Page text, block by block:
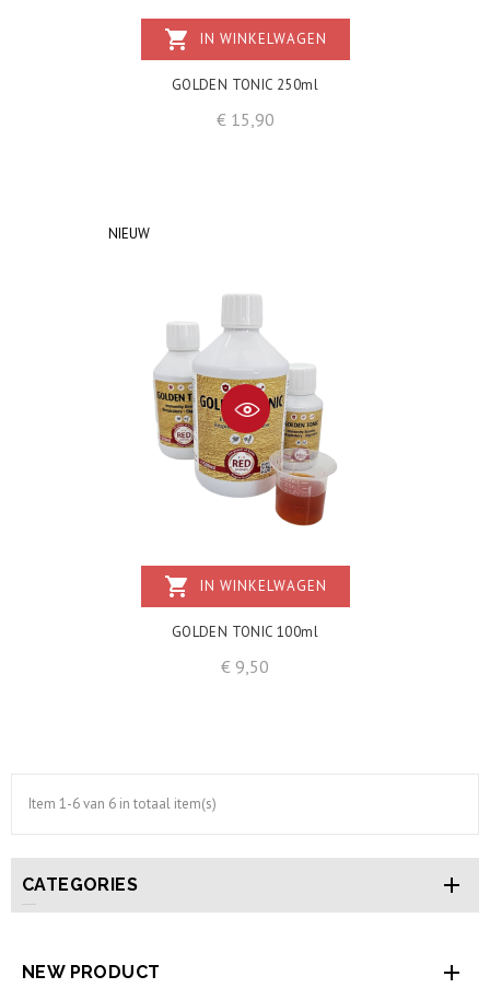
shopping_cart IN WINKELWAGEN
GOLDEN TONIC 250ml
€ 15,90Prijs
NIEUW
shopping_cart IN WINKELWAGEN
GOLDEN TONIC 100ml
€ 9,50
Item 1-6 van 6 in totaal item(s)
CATEGORIES 
NEW PRODUCT 